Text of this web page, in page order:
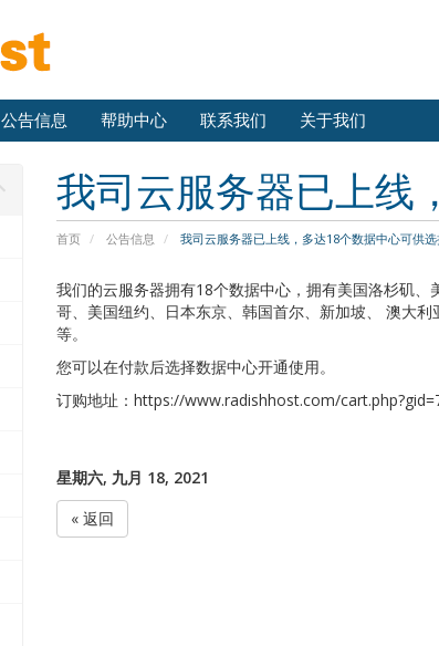
公告信息 帮助中心 联系我们 关于我们
我司云服务器已上线
首页 公告信息 我司云服务器已上线，多达18个数据中心可供选
我们的云服务器拥有18个数据中心，拥有美国洛杉矶
哥、美国纽约、日本东京、韩国首尔、新加坡、 澳大
等。
您可以在付款后选择数据中心开通使用。
订购地址：https://www.radishhost.com/
星期六, 九月 18, 2021
« 返回